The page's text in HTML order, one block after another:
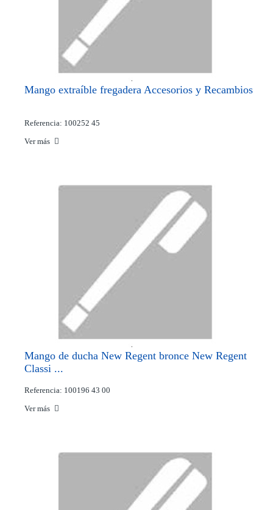
Mango extraíble fregadera Accesorios y Recambios
Referencia: 100252 45
Ver más
Mango de ducha New Regent bronce New Regent
Classi ...
Referencia: 100196 43 00
Ver más